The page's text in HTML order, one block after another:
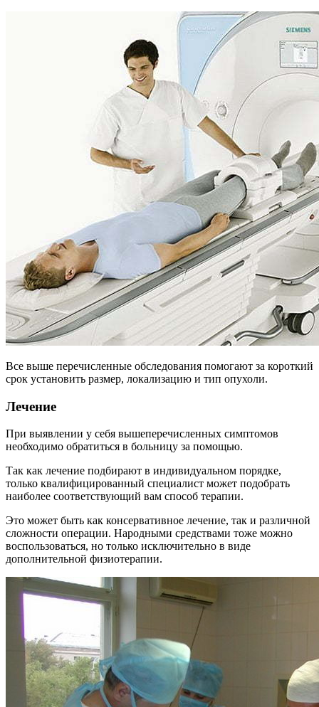
Все выше перечисленные обследования помогают за короткий
срок установить размер, локализацию и тип опухоли.
Лечение
При выявлении у себя вышеперечисленных симптомов
необходимо обратиться в больницу за помощью.
Так как лечение подбирают в индивидуальном порядке,
только квалифицированный специалист может подобрать
наиболее соответствующий вам способ терапии.
Это может быть как консервативное лечение, так и различной
сложности операции. Народными средствами тоже можно
воспользоваться, но только исключительно в виде
дополнительной физиотерапии.